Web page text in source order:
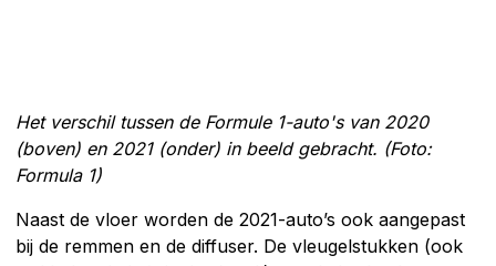
Het verschil tussen de Formule 1-auto's van 2020
(boven) en 2021 (onder) in beeld gebracht. (Foto:
Formula 1)
Naast de vloer worden de 2021-auto’s ook aangepast
bij de remmen en de diffuser. De vleugelstukken (ook